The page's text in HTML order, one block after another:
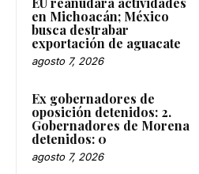
en Michoacán; México
busca destrabar
exportación de aguacate
agosto 7, 2026
Ex gobernadores de
oposición detenidos: 2.
Gobernadores de Morena
detenidos: 0
agosto 7, 2026